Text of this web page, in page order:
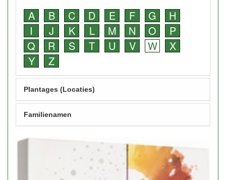
A B C D E F G
H
I
J K L M N O
P
Q
R S T U V W
X
Y
Z
Plantages (Locaties)
Familienamen